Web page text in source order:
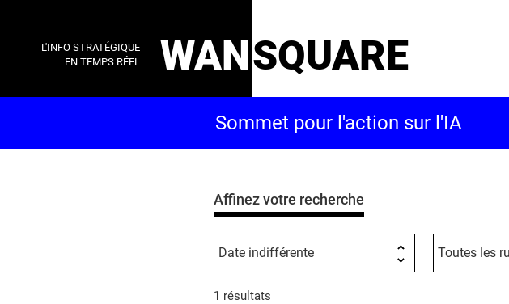
L'INFO STRATÉGIQUE
EN TEMPS RÉEL
WANSQUARE
Affinez votre recherche
1 résultats